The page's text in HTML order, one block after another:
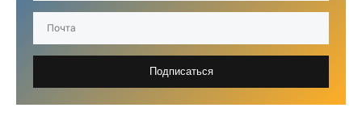
Подписаться